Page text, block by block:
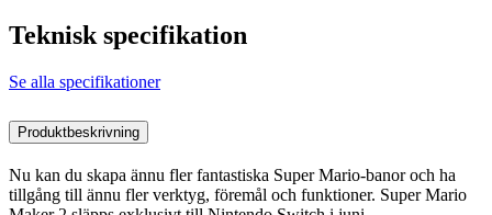
Teknisk specifikation
Se alla specifikationer
Produktbeskrivning
Nu kan du skapa ännu fler fantastiska Super Mario-banor och ha
tillgång till ännu fler verktyg, föremål och funktioner. Super Mario